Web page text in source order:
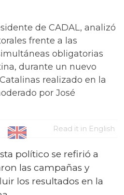
de CADAL, analizó
frente a las
obligatorias
durante un nuevo
realizado en la
por José
Read it in English
político se refirió a
las campañas y
los resultados en la